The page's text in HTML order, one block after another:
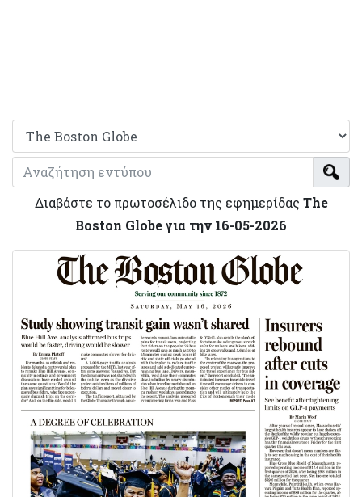
Διαβάστε το πρωτοσέλιδο της εφημερίδας The
Boston Globe για την 16-05-2026